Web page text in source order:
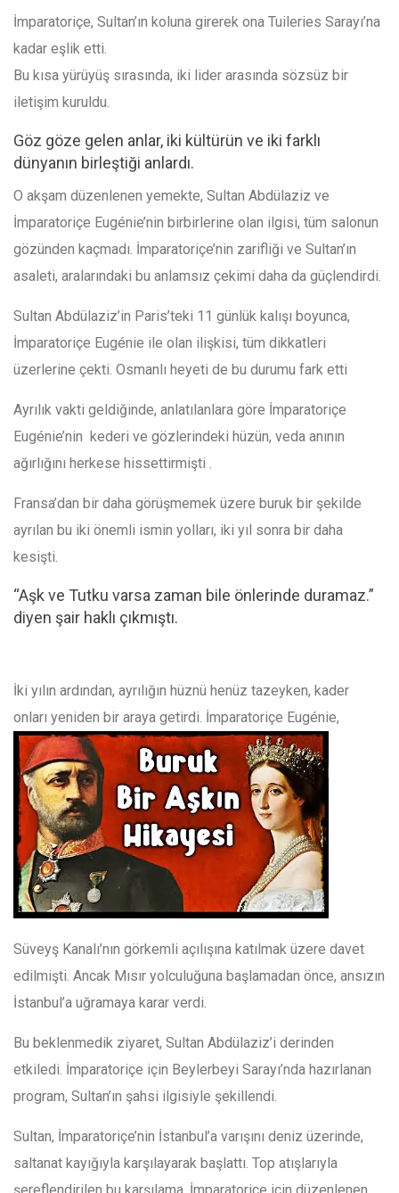
İmparatoriçe, Sultan’ın koluna girerek ona Tuileries Sarayı’na
kadar eşlik etti.
Bu kısa yürüyüş sırasında, iki lider arasında sözsüz bir
iletişim kuruldu.
Göz göze gelen anlar, iki kültürün ve iki farklı
dünyanın birleştiği anlardı.
O akşam düzenlenen yemekte, Sultan Abdülaziz ve
İmparatoriçe Eugénie’nin birbirlerine olan ilgisi, tüm salonun
gözünden kaçmadı. İmparatoriçe’nin zarifliği ve Sultan’ın
asaleti, aralarındaki bu anlamsız çekimi daha da güçlendirdi.
Sultan Abdülaziz’in Paris’teki 11 günlük kalışı boyunca,
İmparatoriçe Eugénie ile olan ilişkisi, tüm dikkatleri
üzerlerine çekti. Osmanlı heyeti de bu durumu fark etti
Ayrılık vakti geldiğinde, anlatılanlara göre İmparatoriçe
Eugénie’nin kederi ve gözlerindeki hüzün, veda anının
ağırlığını herkese hissettirmişti .
Fransa’dan bir daha görüşmemek üzere buruk bir şekilde
ayrılan bu iki önemli ismin yolları, iki yıl sonra bir daha
kesişti.
“Aşk ve Tutku varsa zaman bile önlerinde duramaz.”
diyen şair haklı çıkmıştı.
İki yılın ardından, ayrılığın hüznü henüz tazeyken, kader
onları yeniden bir araya getirdi. İmparatoriçe Eugénie,
Süveyş Kanalı’nın görkemli açılışına katılmak üzere davet
edilmişti. Ancak Mısır yolculuğuna başlamadan önce, ansızın
İstanbul’a uğramaya karar verdi.
Bu beklenmedik ziyaret, Sultan Abdülaziz’i derinden
etkiledi. İmparatoriçe için Beylerbeyi Sarayı’nda hazırlanan
program, Sultan’ın şahsi ilgisiyle şekillendi.
Sultan, İmparatoriçe’nin İstanbul’a varışını deniz üzerinde,
saltanat kayığıyla karşılayarak başlattı. Top atışlarıyla